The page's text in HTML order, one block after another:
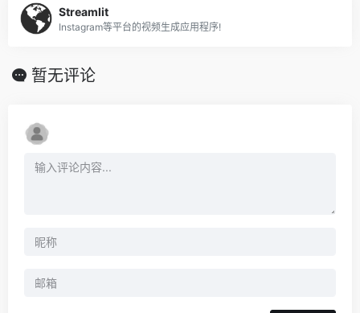
Streamlit
Instagram等平台的视频生成应用程序!
暂无评论